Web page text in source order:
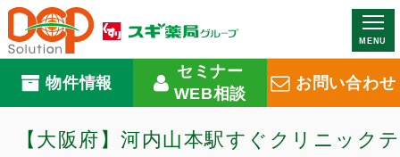
MENU
物件情報
セミナー
WEB相談
お問い合わせ
【大阪府】河内山本駅すぐクリニックテ